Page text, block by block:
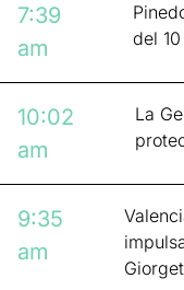
7:39
am
del
10:02
am
La
9:35
am